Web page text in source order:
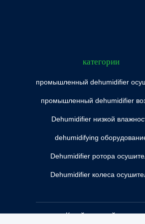
категории
промышленный dehumidifier
промышленный dehumidifier
Dehumidifier низкой
dehumidifying
Dehumidifier ротора
Dehumidifier колеса
Китай хороший